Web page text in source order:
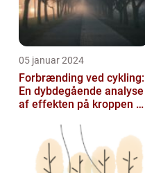
05 januar 2024
Forbrænding ved cykling:
En dybdegående analyse
af effekten på kroppen og